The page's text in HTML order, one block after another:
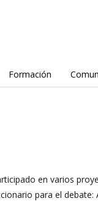
Formación
en varios
para el debate: